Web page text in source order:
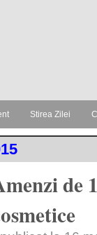
Stirea Zilei
de